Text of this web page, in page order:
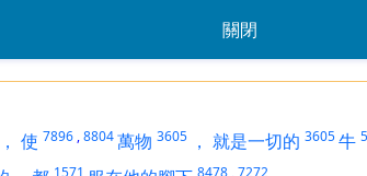
關閉
， 使 7896 ,8804萬物 3605 ， 就是一切的 3605牛
1571 8478 ,7272